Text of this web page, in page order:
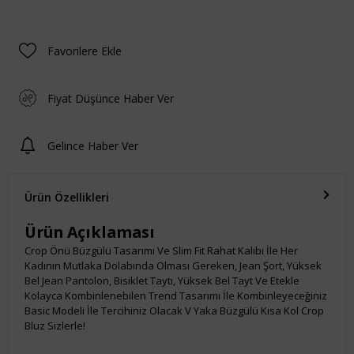
Favorilere Ekle
Fiyat Düşünce Haber Ver
Gelince Haber Ver
Ürün Özellikleri
Ürün Açıklaması
Crop Önü Büzgülü Tasarımı Ve Slim Fit Rahat Kalıbı İle Her
Kadının Mutlaka Dolabında Olması Gereken, Jean Şort, Yüksek
Bel Jean Pantolon, Bisiklet Taytı, Yüksek Bel Tayt Ve Etekle
Kolayca Kombinlenebilen Trend Tasarımı İle Kombinleyeceğiniz
Basic Modeli İle Tercihiniz Olacak V Yaka Büzgülü Kısa Kol Crop
Bluz Sizlerle!